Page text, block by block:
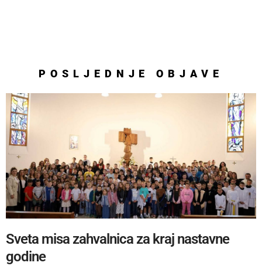
POSLJEDNJE OBJAVE
Sveta misa zahvalnica za kraj nastavne
godine